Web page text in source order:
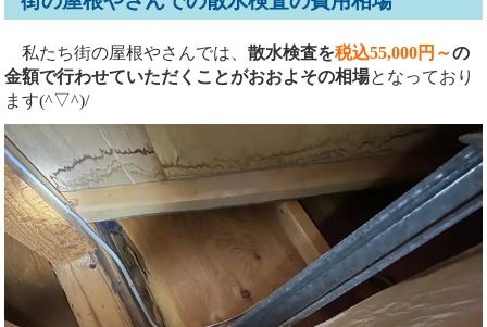
私たち街の屋根やさんでは、散水検査を税込55,000円～の
金額で行わせていただくことがおおよその相場となっており
ます(^▽^)/